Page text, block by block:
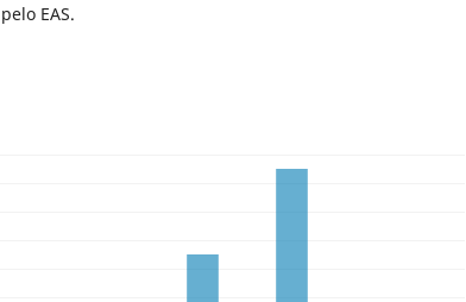
EAS.